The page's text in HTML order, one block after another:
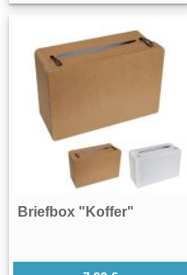
Briefbox "Koffer"